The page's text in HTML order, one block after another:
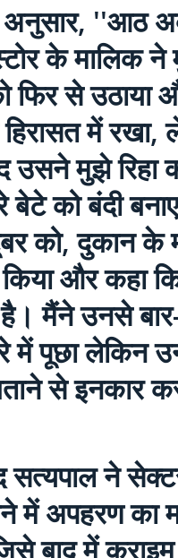
''आठ
के मालिक
फिर से उठाया
में रखा,
मुझे रिहा
को बंदी
को, दुकान के
और कहा
है। मैंने उनसे
में पूछा लेकिन
से इनकार
सत्यपाल ने
में अपहरण का
बाद में